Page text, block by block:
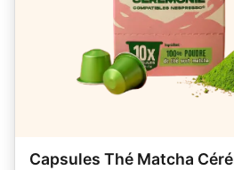
Capsules Thé Matcha